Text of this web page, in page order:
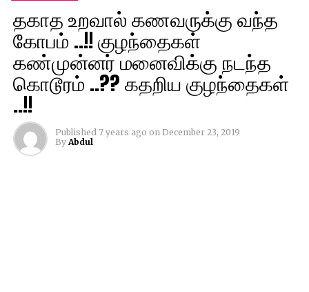
தகாத உறவால் கணவருக்கு வந்த
கோபம் ..!! குழந்தைகள்
கண்முன்னர் மனைவிக்கு நடந்த
கொடூரம் ..?? கதறிய குழந்தைகள்
..!!
Published 7 years ago on December 23, 2019
By Abdul